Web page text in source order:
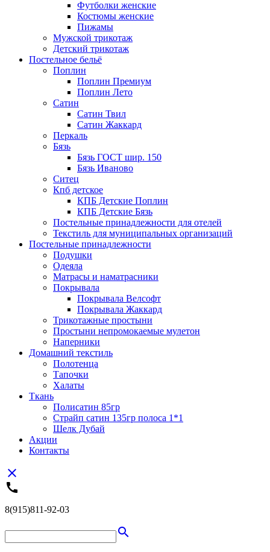
Футболки женские
Костюмы женские
Пижамы
Мужской трикотаж
Детский трикотаж
Постельное бельё
Поплин
Поплин Премиум
Поплин Лето
Сатин
Сатин Твил
Сатин Жаккард
Перкаль
Бязь
Бязь ГОСТ шир. 150
Бязь Иваново
Ситец
Кпб детское
КПБ Детские Поплин
КПБ Детские Бязь
Постельные принадлежности для отелей
Текстиль для муниципальных организаций
Постельные принадлежности
Подушки
Одеяла
Матрасы и наматрасники
Покрывала
Покрывала Велсофт
Покрывала Жаккард
Трикотажные простыни
Простыни непромокаемые мулетон
Наперники
Домашний текстиль
Полотенца
Тапочки
Халаты
Ткань
Полисатин 85гр
Страйп сатин 135гр полоса 1*1
Шелк Дубай
Акции
Контакты
close
call
8(915)811-92-03
search